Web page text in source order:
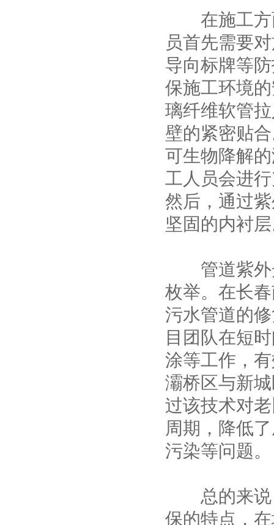
在施工方
员首先需要
导向标牌等
保施工环境
璃纤维软管
壁的紧密贴
可生物降解
工人员会进
然后，通过
坚固的内衬
管道紫外
枚举。在长
污水管道的
目团队在短
涂等工作，
灞桥区与新
过该技术对
周期，降低
污染等问题。
总的来说
保的特点，